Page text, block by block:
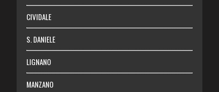
CIVIDALE
S. DANIELE
LIGNANO
MANZANO